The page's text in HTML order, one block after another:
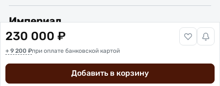
230 000 ₽
+ 9 200 ₽при оплате банковской картой
Добавить в корзину
Империал
Подписывайтесь на нас:
Вакансии
Политика обработки персональных данных
© 2016 – 2026 ИП Титов Александр Михайлович